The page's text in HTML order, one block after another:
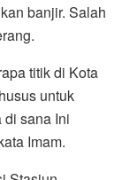
banjir. Salah
titik di Kota
untuk
di sana Ini
Imam.